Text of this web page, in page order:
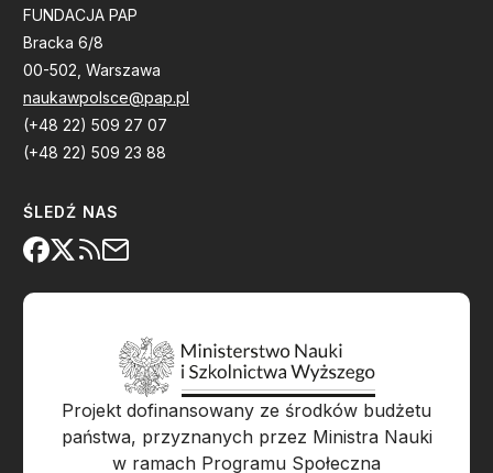
FUNDACJA PAP
Bracka 6/8
00-502, Warszawa
naukawpolsce@pap.pl
(+48 22) 509 27 07
(+48 22) 509 23 88
ŚLEDŹ NAS
Projekt dofinansowany ze środków budżetu
państwa, przyznanych przez Ministra Nauki
w ramach Programu Społeczna